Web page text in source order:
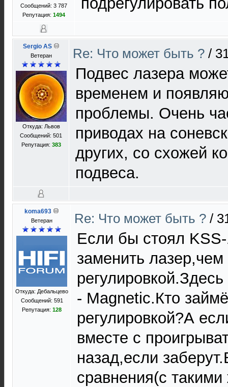
Сообщений: 3 787
Репутация: 1494
Sergio AS
Ветеран
Откуда: Львов
Сообщений: 501
Репутация: 383
Re: Что может быть ? /
Подвес лазера
временем и
проблемы. Очень
приводах на
других, со схожей
подвеса.
koma693
Ветеран
Откуда: Дебальцево
Сообщений: 591
Репутация: 128
Re: Что может быть ? /
Если бы стоял
заменить лазер,чем
- Magnetic.Кто
регулировкой?А
вместе с
назад,если
сравнения(с